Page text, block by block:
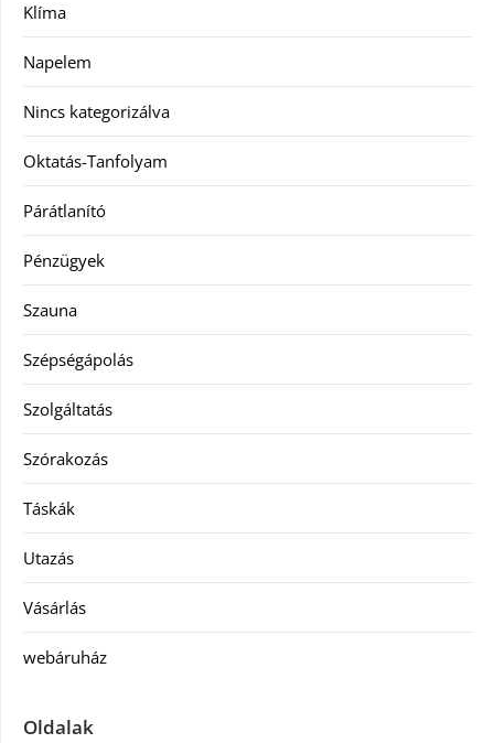
Klíma
Napelem
Nincs kategorizálva
Oktatás-Tanfolyam
Párátlanító
Pénzügyek
Szauna
Szépségápolás
Szolgáltatás
Szórakozás
Táskák
Utazás
Vásárlás
webáruház
Oldalak